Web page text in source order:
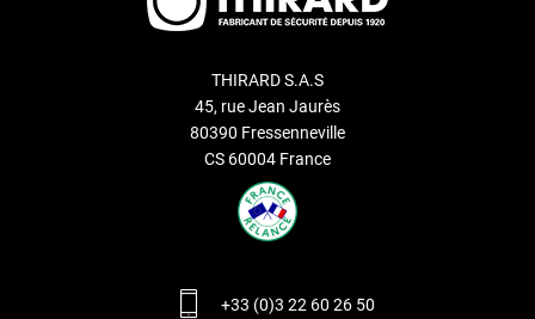
THIRARD S.A.S
45, rue Jean Jaurès
80390 Fressenneville
CS 60004 France
+33 (0)3 22 60 26 50